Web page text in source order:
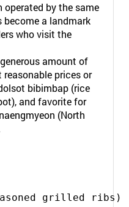
operated by the same
a landmark
who visit the
amount of
prices or
bibimbap (rice
and favorite for
(North
grilled ribs)